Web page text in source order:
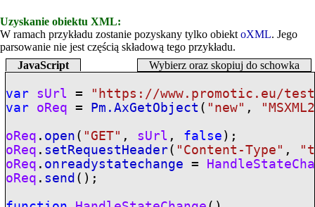
Uzyskanie obiektu XML:
W ramach przykładu zostanie pozyskany tylko obiekt oXML. Jego
parsowanie nie jest częścią składową tego przykładu.
JavaScript
Wybierz oraz skopiuj do schowka
var sUrl =
"https://www.promotic.eu/
var oReq = Pm.AxGetObject ( "new" ,
oReq . open ( "GET" , sUrl , false );
oReq . setRequestHeader( "Content-Type" ,
oReq . onreadystatechange =
oReq . send ();